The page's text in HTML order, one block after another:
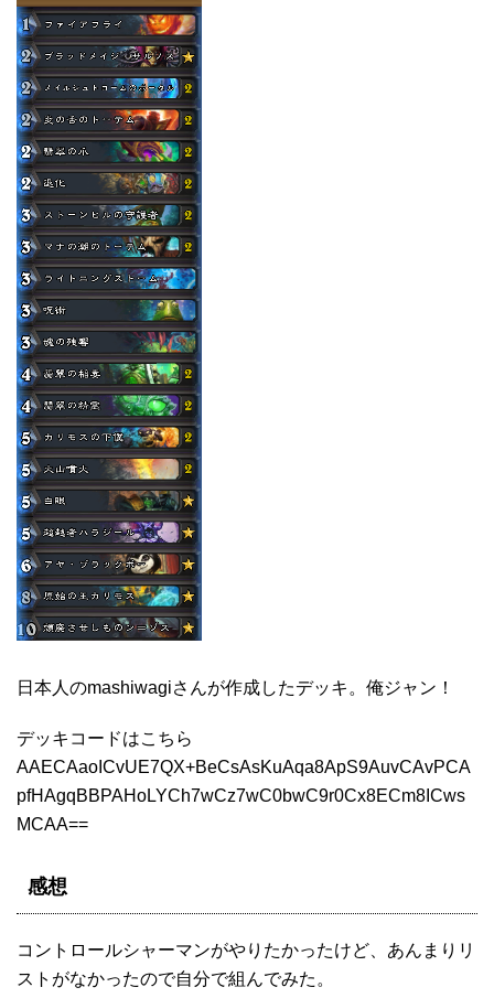
日本人のmashiwagiさんが作成したデッキ。俺ジャン！
デッキコードはこちら
AAECAaoICvUE7QX+BeCsAsKuAqa8ApS9AuvCAvPCA
pfHAgqBBPAHoLYCh7wCz7wC0bwC9r0Cx8ECm8ICws
MCAA==
感想
コントロールシャーマンがやりたかったけど、あんまりリ
ストがなかったので自分で組んでみた。